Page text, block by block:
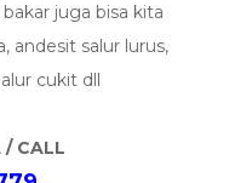
juga bisa kita
andesit salur lurus,
cukit dll
/ CALL